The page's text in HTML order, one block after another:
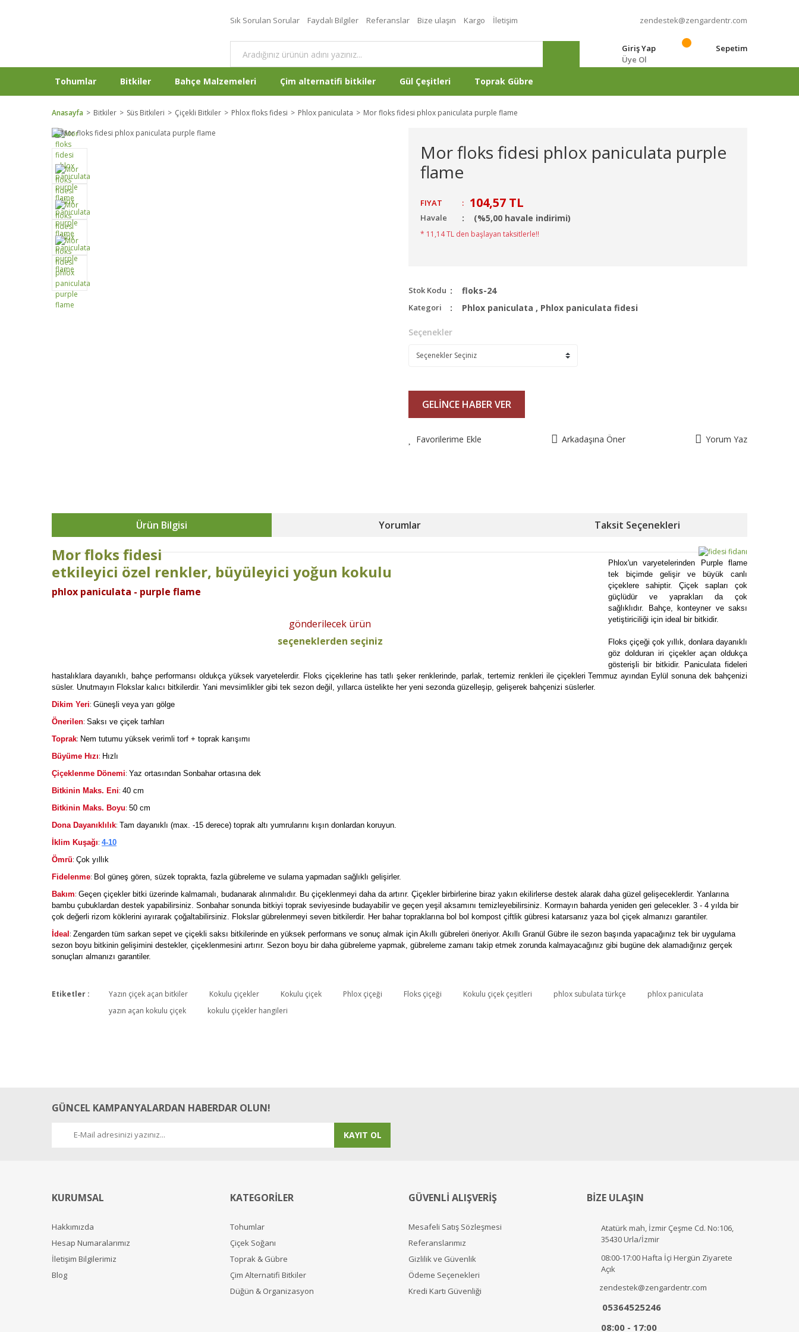
Sık Sorulan Sorular Faydalı Bilgiler Referanslar Bize ulaşın Kargo İletişim zendestek@zengardentr.com
Giriş Yap
Üye Ol
Sepetim
Tohumlar Bitkiler Bahçe Malzemeleri Çim alternatifi bitkiler Gül Çeşitleri Toprak Gübre
Anasayfa Bitkiler Süs Bitkileri Çiçekli Bitkiler Phlox floks fidesi Phlox paniculata Mor floks fidesi phlox paniculata purple flame
Mor floks fidesi phlox paniculata purple
flame
FIYAT : 104,57 TL
Havale (%5,00 havale indirimi)
* 11,14 TL den başlayan taksitlerle!!
Stok Kodu floks-24
Kategori Phlox paniculata , Phlox paniculata fidesi
Seçenekler
GELİNCE HABER VER
Favorilerime Ekle Arkadaşına Öner Yorum Yaz
Ürün Bilgisi Yorumlar Taksit Seçenekleri
Mor floks fidesi
etkileyici özel renkler, büyüleyici yoğun kokulu
phlox paniculata - purple flame
gönderilecek ürün
seçeneklerden seçiniz
Phlox'un varyetelerinden Purple flame
tek biçimde gelişir ve büyük canlı
çiçeklere sahiptir. Çiçek sapları çok
güçlüdür ve yaprakları da çok
sağlıklıdır. Bahçe, konteyner ve saksı
yetiştiriciliği için ideal bir bitkidir.
Floks çiçeği çok yıllık, donlara dayanıklı
göz dolduran iri çiçekler açan oldukça
gösterişli bir bitkidir. Paniculata fideleri
hastalıklara dayanıklı, bahçe performansı oldukça yüksek varyetelerdir. Floks çiçeklerine has tatlı şeker renklerinde, parlak, tertemiz renkleri ile çiçekleri Temmuz ayından Eylül sonuna dek bahçenizi
süsler. Unutmayın Flokslar kalıcı bitkilerdir. Yani mevsimlikler gibi tek sezon değil, yıllarca üstelikte her yeni sezonda güzelleşip, gelişerek bahçenizi süslerler.
Dikim Yeri: Güneşli veya yarı gölge
Önerilen: Saksı ve çiçek tarhları
Toprak: Nem tutumu yüksek verimli torf + toprak karışımı
Büyüme Hızı: Hızlı
Çiçeklenme Dönemi: Yaz ortasından Sonbahar ortasına dek
Bitkinin Maks. Eni: 40 cm
Bitkinin Maks. Boyu: 50 cm
Dona Dayanıklılık: Tam dayanıklı (max. -15 derece) toprak altı yumrularını kışın donlardan koruyun.
İklim Kuşağı: 4-10
Ömrü: Çok yıllık
Fidelenme: Bol güneş gören, süzek toprakta, fazla gübreleme ve sulama yapmadan sağlıklı gelişirler.
Bakım: Geçen çiçekler bitki üzerinde kalmamalı, budanarak alınmalıdır. Bu çiçeklenmeyi daha da artırır. Çiçekler birbirlerine biraz yakın ekilirlerse destek alarak daha güzel gelişeceklerdir. Yanlarına
bambu çubuklardan destek yapabilirsiniz. Sonbahar sonunda bitkiyi toprak seviyesinde budayabilir ve geçen yeşil aksamını temizleyebilirsiniz. Kormayın baharda yeniden geri gelecekler. 3 - 4 yılda bir
çok değerli rizom köklerini ayırarak çoğaltabilirsiniz. Flokslar gübrelenmeyi seven bitkilerdir. Her bahar topraklarına bol bol kompost çiftlik gübresi katarsanız yaza bol çiçek almanızı garantiler.
İdeal : Zengarden tüm sarkan sepet ve çiçekli saksı bitkilerinde en yüksek performans ve sonuç almak için Akıllı gübreleri öneriyor. Akıllı Granül Gübre ile sezon başında yapacağınız tek bir uygulama
sezon boyu bitkinin gelişimini destekler, çiçeklenmesini artırır. Sezon boyu bir daha gübreleme yapmak, gübreleme zamanı takip etmek zorunda kalmayacağınız gibi bugüne dek alamadığınız gerçek
sonuçları almanızı garantiler.
Etiketler : Yazın çiçek açan bitkiler Kokulu çiçekler Kokulu çiçek Phlox çiçeği Floks çiçeği Kokulu çiçek çeşitleri phlox subulata türkçe
phlox paniculata
yazın açan kokulu çiçek
kokulu çiçekler hangileri
GÜNCEL KAMPANYALARDAN HABERDAR OLUN!
KAYIT OL
KURUMSAL
Hakkımızda
Hesap Numaralarımız
İletişim Bilgilerimiz
Blog
KATEGORİLER
Tohumlar
Çiçek Soğanı
Toprak & Gübre
Çim Alternatifi Bitkiler
Düğün & Organizasyon
GÜVENLİ ALIŞVERİŞ
Mesafeli Satış Sözleşmesi
Referanslarımız
Gizlilik ve Güvenlik
Ödeme Seçenekleri
Kredi Kartı Güvenliği
BİZE ULAŞIN
Atatürk mah, İzmir Çeşme Cd. No:106,
35430 Urla/İzmir
08:00-17:00 Hafta İçi Hergün Ziyarete
Açık
zendestek@zengardentr.com
05364525246
08:00 - 17:00